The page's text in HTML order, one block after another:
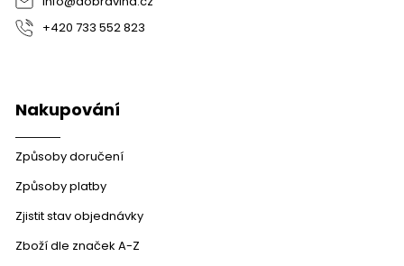
+420 733 552 823
Nakupování
Způsoby doručení
Způsoby platby
Zjistit stav objednávky
Zboží dle značek A-Z